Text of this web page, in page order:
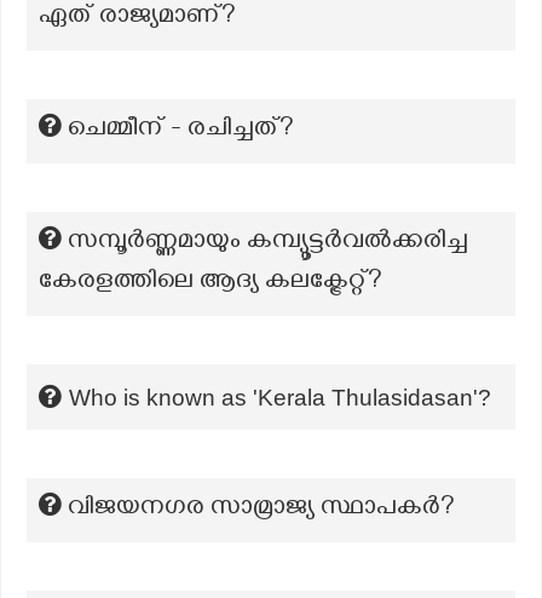
ഏത് രാജ്യമാണ്?
ചെമ്മീന് - രചിച്ചത്?
സമ്പൂര്‍ണ്ണമായും കമ്പ്യൂട്ടര്‍വല്‍ക്കരിച്ച
കേരളത്തിലെ ആദ്യ കലക്ട്രേറ്റ്?
Who is known as 'Kerala Thulasidasan'?
വിജയനഗര സാമ്രാജ്യ സ്ഥാപകർ?